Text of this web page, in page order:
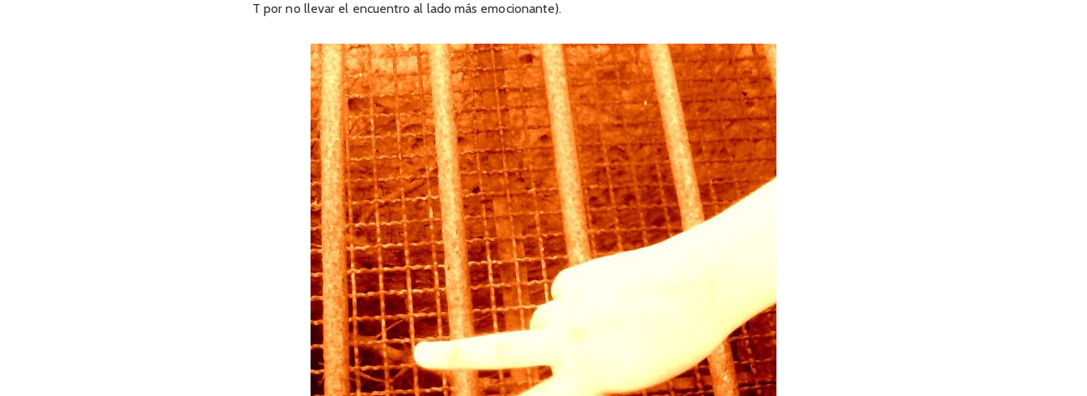
T por no llevar el encuentro al lado más emocionante).